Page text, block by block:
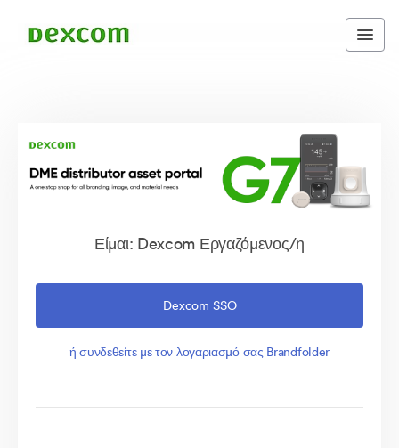
Είμαι: Dexcom Εργαζόμενος/η
Dexcom SSO
ή συνδεθείτε με τον λογαριασμό σας Brandfolder